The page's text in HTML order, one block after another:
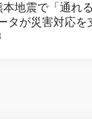
地震で「通れ
タが災害対応を